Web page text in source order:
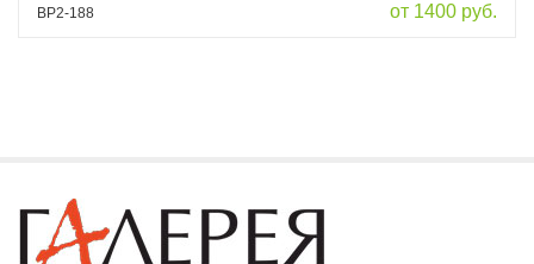
ВР2-188 от 1400 руб.